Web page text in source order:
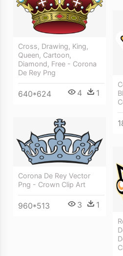
Cross, Drawing, King,
Queen, Cartoon,
Diamond, Free - Corona
De Rey Png
640*624 4 1
Corona De Rey Vector
Png - Crown Clip Art
960*513 3 1